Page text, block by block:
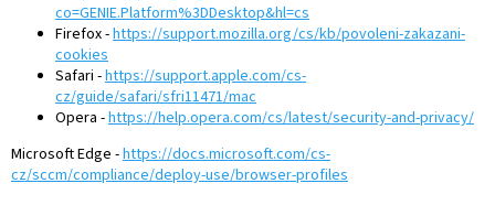
co=GENIE.Platform%3DDesktop&hl=cs
Firefox -https://support.mozilla.org/cs/kb/povoleni-zakazani-
cookies
Safari -https://support.apple.com/cs-
cz/guide/safari/sfri11471/mac
Opera -https://help.opera.com/cs/latest/security-and-privacy/
Microsoft Edge -https://docs.microsoft.com/cs-
cz/sccm/compliance/deploy-use/browser-profiles